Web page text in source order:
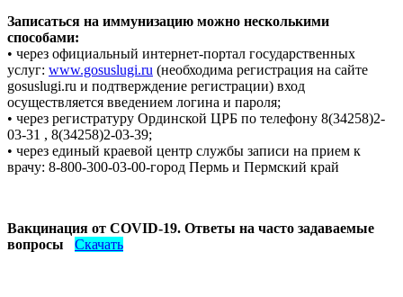
Записаться на иммунизацию можно несколькими
способами:
• через официальный интернет-портал государственных
услуг: www.gosuslugi.ru (необходима регистрация на сайте
gosuslugi.ru и подтверждение регистрации) вход
осуществляется введением логина и пароля;
• через регистратуру Ординской ЦРБ по телефону 8(34258)2-
03-31 , 8(34258)2-03-39;
• через единый краевой центр службы записи на прием к
врачу: 8-800-300-03-00-город Пермь и Пермский край
Вакцинация от COVID-19. Ответы на часто задаваемые
вопросы
Скачать